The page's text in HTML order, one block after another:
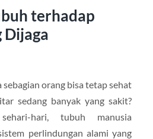
terhadap
Dijaga
orang bisa tetap sehat
sedang banyak yang sakit?
hari, tubuh manusia
perlindungan alami yang